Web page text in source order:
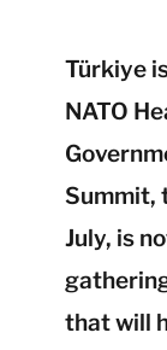
Türkiye
NATO
Summit,
July, is
that will